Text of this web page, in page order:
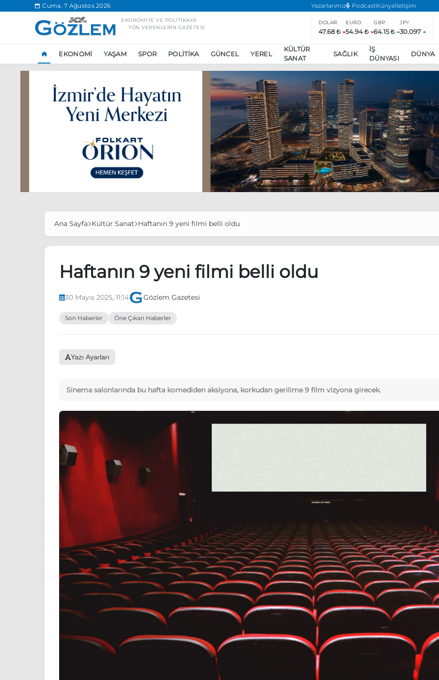
Cuma, 7 Ağustos 2026 Yazarlarımız PodcastKünyeİletişim
EKONOMIYE VE POLITIKAYA
YÖN VERENLERIN GAZETESI
DOLAR
47.68 ₺
EURO
54.94 ₺
GBP
64.15 ₺
JPY
30.097
EKONOMI YAŞAM SPOR POLITIKA GÜNCEL YEREL
KÜLTÜR
SANAT
SAĞLIK
İŞ
DÜNYASI
DÜNYA
Ankara’da eylem yasağı uzatıldı
Özgür Özel, Ekrem İmamoğlu’nu
Ünlü çift bir etkinliğe daha katılmama kararı aldı
Boykot
Ana Sayfa Kültür Sanat Haftanın 9 yeni filmi belli oldu
Haftanın 9 yeni filmi belli oldu
30 Mayıs 2025, 11:14 Gözlem Gazetesi
Son Haberler Öne Çıkan Haberler
Yazı Ayarları
Sinema salonlarında bu hafta komediden aksiyona, korkudan gerilime 9 film vizyona girecek.